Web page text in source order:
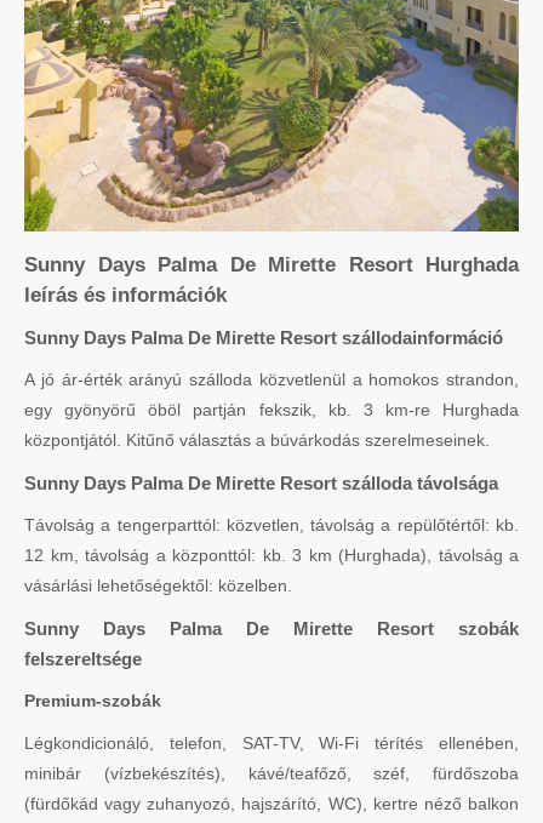
Sunny Days Palma De Mirette Resort Hurghada
leírás és információk
Sunny Days Palma De Mirette Resort szállodainformáció
A jó ár-érték arányú szálloda közvetlenül a homokos strandon,
egy gyönyörű öböl partján fekszik, kb. 3 km-re Hurghada
központjától. Kitűnő választás a búvárkodás szerelmeseinek.
Sunny Days Palma De Mirette Resort szálloda távolsága
Távolság a tengerparttól: közvetlen, távolság a repülőtértől: kb.
12 km, távolság a központtól: kb. 3 km (Hurghada), távolság a
vásárlási lehetőségektől: közelben.
Sunny Days Palma De Mirette Resort szobák
felszereltsége
Premium-szobák
Légkondicionáló, telefon, SAT-TV, Wi-Fi térítés ellenében,
minibár (vízbekészítés), kávé/teafőző, széf, fürdőszoba
(fürdőkád vagy zuhanyozó, hajszárító, WC), kertre néző balkon